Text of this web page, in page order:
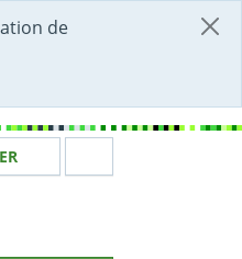
de